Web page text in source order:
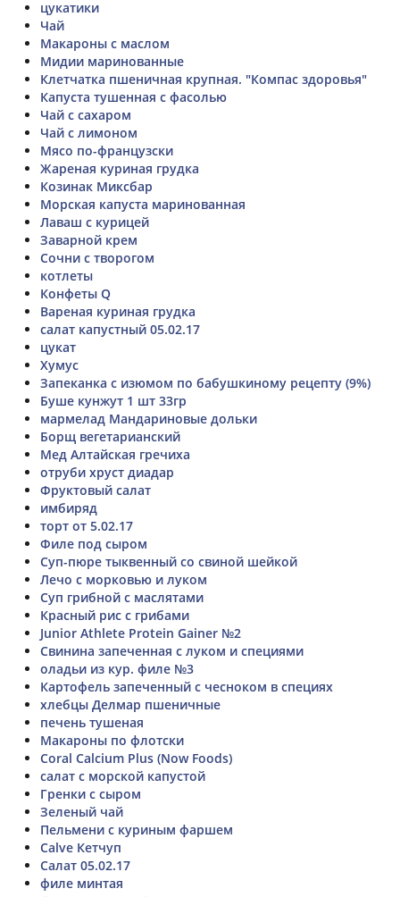
цукатики
Чай
Макароны с маслом
Мидии маринованные
Клетчатка пшеничная крупная. "Компас здоровья"
Капуста тушенная с фасолью
Чай с сахаром
Чай с лимоном
Мясо по-французски
Жареная куриная грудка
Козинак Миксбар
Морская капуста маринованная
Лаваш с курицей
Заварной крем
Сочни с творогом
котлеты
Конфеты Q
Вареная куриная грудка
салат капустный 05.02.17
цукат
Хумус
Запеканка с изюмом по бабушкиному рецепту (9%)
Буше кунжут 1 шт 33гр
мармелад Мандариновые дольки
Борщ вегетарианский
Мед Алтайская гречиха
отруби хруст диадар
Фруктовый салат
имбиряд
торт от 5.02.17
Филе под сыром
Суп-пюре тыквенный со свиной шейкой
Лечо с морковью и луком
Суп грибной с маслятами
Красный рис с грибами
Junior Athlete Protein Gainer №2
Свинина запеченная с луком и специями
оладьи из кур. филе №3
Картофель запеченный с чесноком в специях
хлебцы Делмар пшеничные
печень тушеная
Макароны по флотски
Coral Calcium Plus (Now Foods)
салат с морской капустой
Гренки с сыром
Зеленый чай
Пельмени с куриным фаршем
Calve Кетчуп
Салат 05.02.17
филе минтая